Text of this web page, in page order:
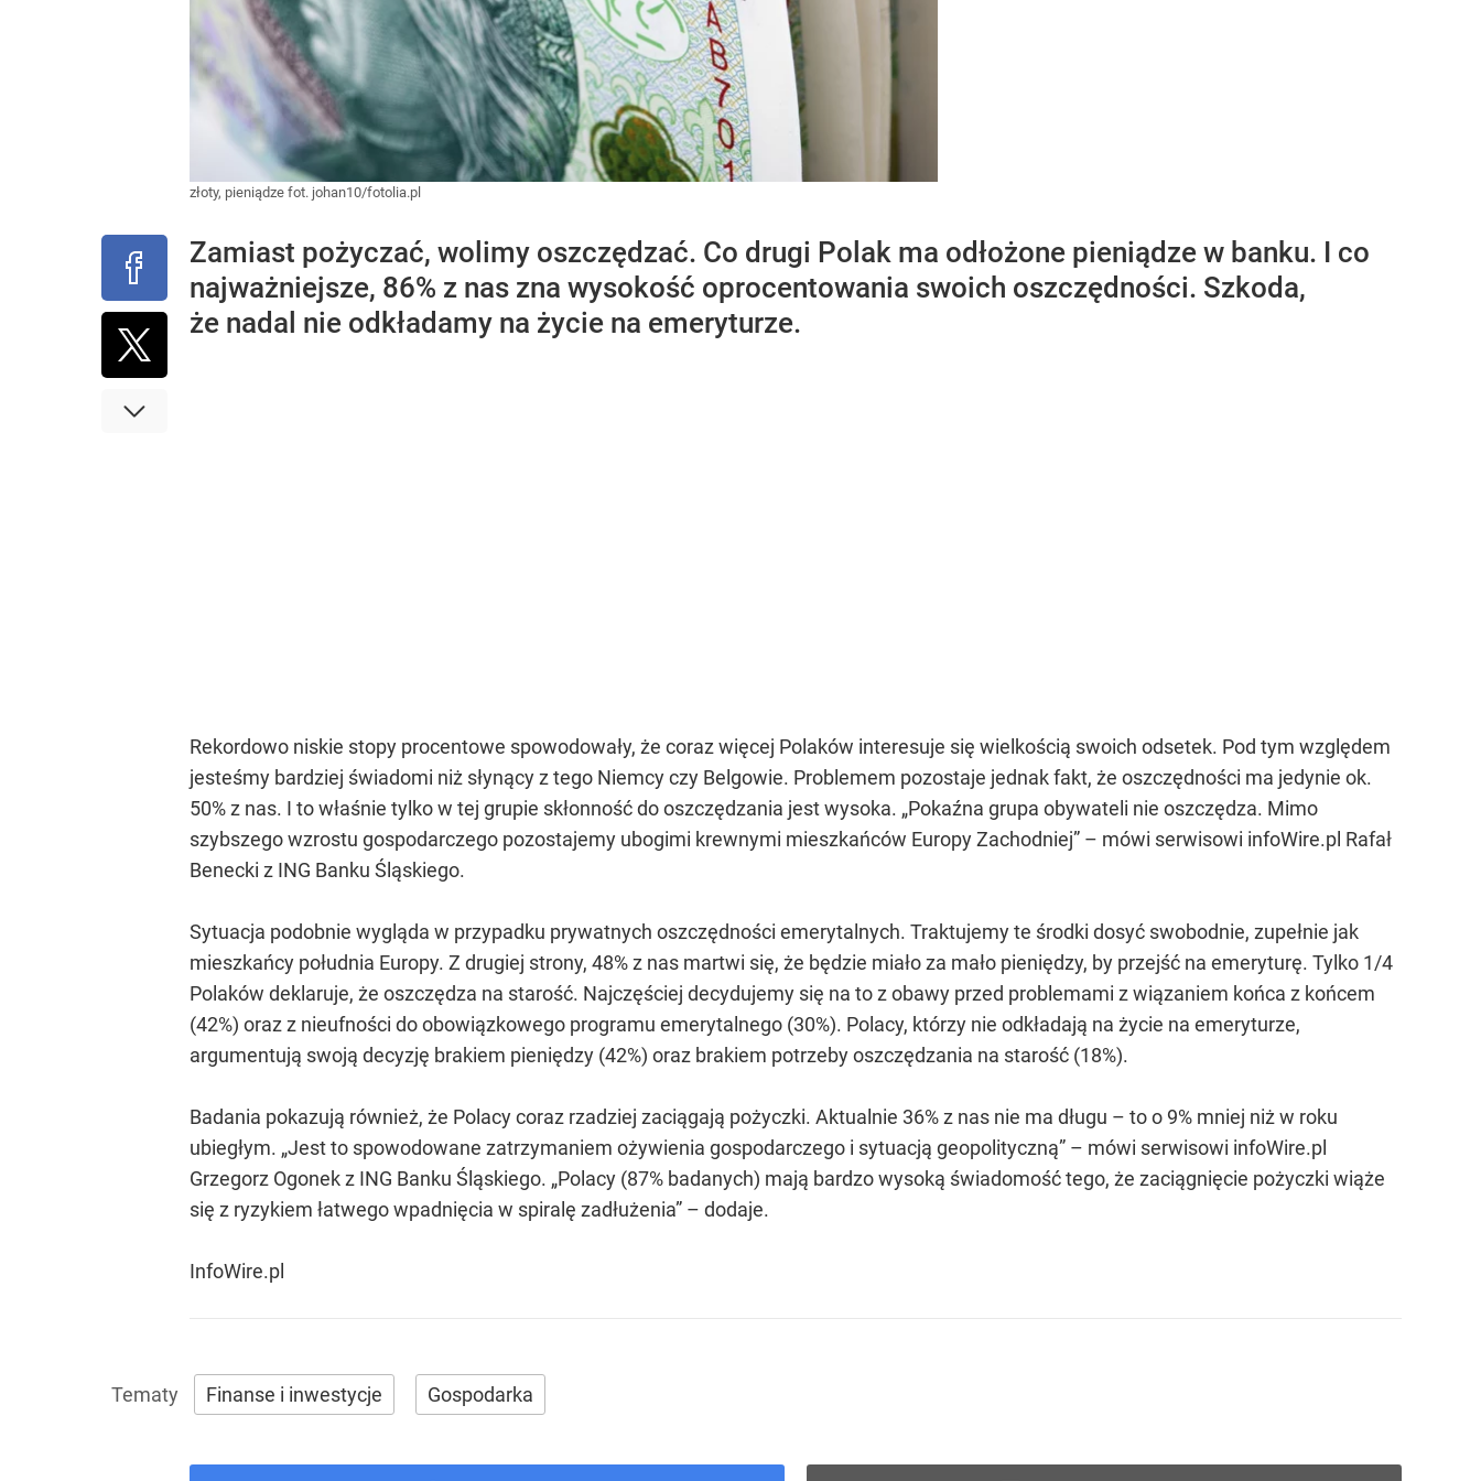
złoty, pieniądze fot. johan10/fotolia.pl
Zamiast pożyczać, wolimy oszczędzać. Co drugi Polak ma odłożone pieniądze w banku. I co
najważniejsze, 86% z nas zna wysokość oprocentowania swoich oszczędności. Szkoda,
że nadal nie odkładamy na życie na emeryturze.
Rekordowo niskie stopy procentowe spowodowały, że coraz więcej Polaków interesuje się wielkością swoich odsetek. Pod tym względem
jesteśmy bardziej świadomi niż słynący z tego Niemcy czy Belgowie. Problemem pozostaje jednak fakt, że oszczędności ma jedynie ok.
50% z nas. I to właśnie tylko w tej grupie skłonność do oszczędzania jest wysoka. „Pokaźna grupa obywateli nie oszczędza. Mimo
szybszego wzrostu gospodarczego pozostajemy ubogimi krewnymi mieszkańców Europy Zachodniej” – mówi serwisowi infoWire.pl Rafał
Benecki z ING Banku Śląskiego.
Sytuacja podobnie wygląda w przypadku prywatnych oszczędności emerytalnych. Traktujemy te środki dosyć swobodnie, zupełnie jak
mieszkańcy południa Europy. Z drugiej strony, 48% z nas martwi się, że będzie miało za mało pieniędzy, by przejść na emeryturę. Tylko 1/4
Polaków deklaruje, że oszczędza na starość. Najczęściej decydujemy się na to z obawy przed problemami z wiązaniem końca z końcem
(42%) oraz z nieufności do obowiązkowego programu emerytalnego (30%). Polacy, którzy nie odkładają na życie na emeryturze,
argumentują swoją decyzję brakiem pieniędzy (42%) oraz brakiem potrzeby oszczędzania na starość (18%).
Badania pokazują również, że Polacy coraz rzadziej zaciągają pożyczki. Aktualnie 36% z nas nie ma długu – to o 9% mniej niż w roku
ubiegłym. „Jest to spowodowane zatrzymaniem ożywienia gospodarczego i sytuacją geopolityczną” – mówi serwisowi infoWire.pl
Grzegorz Ogonek z ING Banku Śląskiego. „Polacy (87% badanych) mają bardzo wysoką świadomość tego, że zaciągnięcie pożyczki wiąże
się z ryzykiem łatwego wpadnięcia w spiralę zadłużenia” – dodaje.
InfoWire.pl
Finanse i inwestycje Gospodarka